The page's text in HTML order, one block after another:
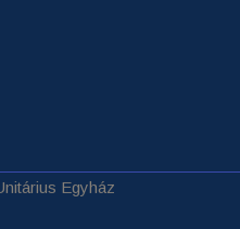
Egyház